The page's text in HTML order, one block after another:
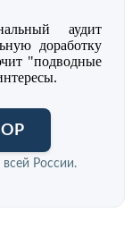
аудит
доработку
"подводные
России.